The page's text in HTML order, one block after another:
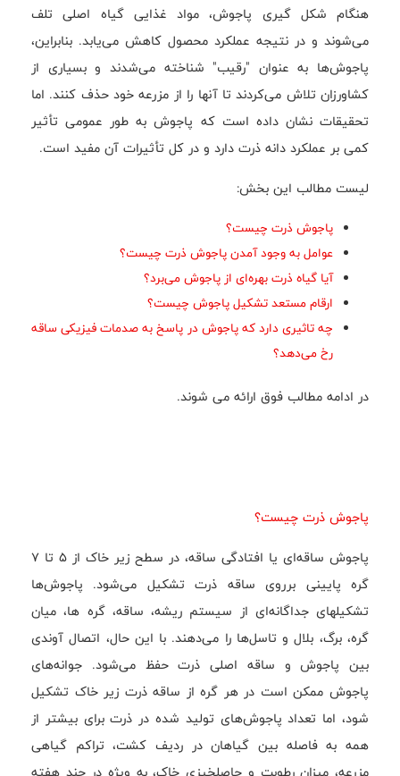
هنگام شکل گیری پاجوش، مواد غذایی گیاه اصلی تلف
می‌شوند و در نتیجه عملکرد محصول کاهش می‌یابد. بنابراین،
پاجوش‌ها به عنوان "رقیب" شناخته می‌شدند و بسیاری از
کشاورزان تلاش می‌کردند تا آنها را از مزرعه خود حذف کنند. اما
تحقیقات نشان داده است که پاجوش به طور عمومی تأثیر
کمی بر عملکرد دانه ذرت دارد و در کل تأثیرات آن مفید است.
لیست مطالب این بخش:
پاجوش ذرت چیست؟
عوامل به وجود آمدن پاجوش ذرت چیست؟
آیا گیاه ذرت بهره‌ای از پاجوش می‌برد؟
ارقام مستعد تشکیل پاجوش چیست؟
چه تاثیری دارد که پاجوش در پاسخ به صدمات فیزیکی ساقه
رخ می‌دهد؟
در ادامه مطالب فوق ارائه می شوند.
پاجوش ذرت چیست؟
پاجوش ساقه‌ای یا افتادگی ساقه، در سطح زیر خاک از 5 تا 7
گره پایینی برروی ساقه ذرت تشکیل می‌شود. پاجوش‌ها
تشکیلهای جداگانه‌ای از سیستم ریشه، ساقه، گره ها، میان
گره، برگ، بلال و تاسل‌ها را می‌دهند. با این حال، اتصال آوندی
بین پاجوش و ساقه اصلی ذرت حفظ می‌شود. جوانه‌های
پاجوش ممکن است در هر گره از ساقه ذرت زیر خاک تشکیل
شود، اما تعداد پاجوش‌های تولید شده در ذرت برای بیشتر از
همه به فاصله بین گیاهان در ردیف کشت، تراکم گیاهی